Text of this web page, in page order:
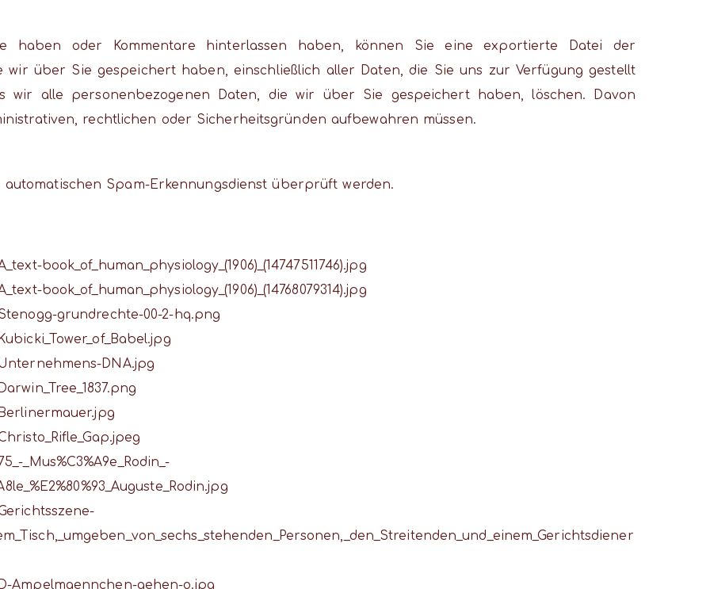
haben oder Kommentare hinterlassen haben, können Sie eine exportierte Datei der
über Sie gespeichert haben, einschließlich aller Daten, die Sie uns zur Verfügung gestellt
wir alle personenbezogenen Daten, die wir über Sie gespeichert haben, löschen. Davon
rechtlichen oder Sicherheitsgründen aufbewahren müssen.
Spam-Erkennungsdienst überprüft werden.
book_of_human_physiology_(1906)_(14747511746).jpg
book_of_human_physiology_(1906)_(14768079314).jpg
grundrechte-00-2-hq.png
DNA.jpg
_Mus%C3%A9e_Rodin_-
Ampelmaennchen-gehen-o.jpg